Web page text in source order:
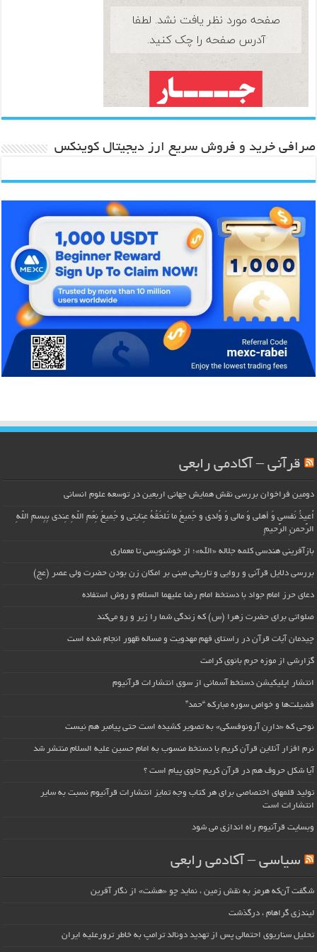
صرافی خرید و فروش سریع ارز دیجیتال کوینکس
قرآنی – آکادمی رابعی
دومین فراخوان بررسی نقش همایش جهانی اربعین در توسعه علوم انسانی
اُعیذُ نَفسی وَ أهلی وَ مالی وَ وُلدی و جَمیعَ ما تَلحَقُهُ عِنایتی و جَمیعَ نِعَمِ اللّهِ عِندی بِبِسمِ اللّهِ
الرَّحمنِ الرَّحیمِ
بازآفرینی هندسی کلمه جلاله «الله»؛ از خوشنویسی تا معماری
بررسی دلایل قرآنی و روایی و تاریخی مبنی بر امکان زن بودن حضرت ولی عصر (عج)
دعای حرز امام جواد با دستخط امام رضا علیهما السلام و روش استفاده
صلواتی برای حضرت زهرا (س) که زندگی شما را زیر و رو می‌کند
چیدمان آیات قرآن در راستای فهم مهدویت و مساله ظهور انجام شده است
گزارشی از موزه حرم بانوی کرامت
انتشار اپلیکیشن دستخط آسمانی از سوی انتشارات قرآنیوم
فضیلت‌ها و خواص سوره مبارکه “حمد”
نوحی که «دارِن آرونوفسکی» به تصویر کشیده است حتی پیامبر هم نیست
نرم افزار آنلاین قرآن کریم با دستخط منسوب به امام حسین علیه السلام منتشر شد
آیا شکل حروف هم در قرآن کریم حاوی پیام است ؟
تولید قلمهای اختصاصی برای هر کتاب وجه تمایز انتشارات قرآنیوم نسبت به سایر
انتشارات است
وبسایت قرآنیوم راه اندازی می شود
سیاسی – آکادمی رابعی
شگفت آن‌که هرمز به نقش زمین ، نماید چو «هشت» از نگار آفرین
لیندزی گراهام ، درگذشت
تحلیل سناریوی احتمالی پس از تهدید دونالد ترامپ به خاطر ترورعلیه ایران